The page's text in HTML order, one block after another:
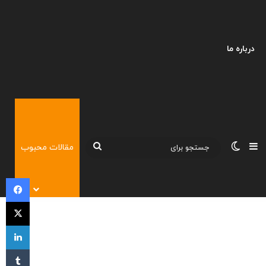
درباره ما
نوارکناریتغییر پوسته
جستجومقالات محبوب